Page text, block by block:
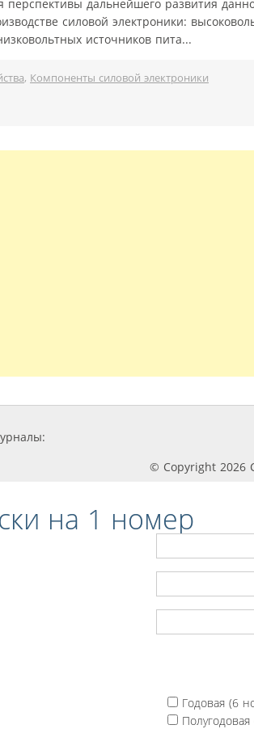
дальнейшего развития
силовой электроники:
источников пита...
, Компоненты силовой электроники
© Copyright 2026
на 1 номер
Годовая (6